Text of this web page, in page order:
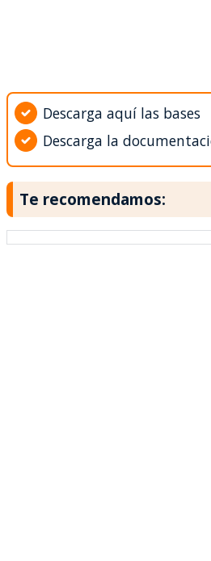
Descarga aquí las bases
Descarga la
Te recomendamos: